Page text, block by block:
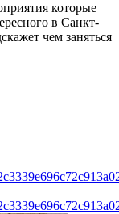
которые
в Санкт-
чем заняться